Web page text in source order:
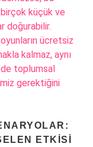
küçük ve
doğurabilir.
ücretsiz
kalmaz, aynı
toplumsal
gerektiğini
ETKISI